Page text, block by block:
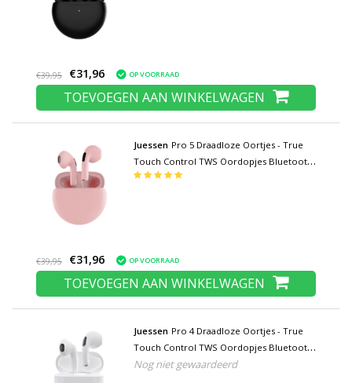
€39,95 €31,96 OP VOORRAAD
TOEVOEGEN AAN WINKELWAGEN
Juessen Pro 5 Draadloze Oortjes - True
Touch Control TWS Oordopjes Bluetooth
5.0 Wireless Buds Earphones Oortelefoon
€39,95 €31,96 OP VOORRAAD
TOEVOEGEN AAN WINKELWAGEN
Juessen Pro 4 Draadloze Oortjes - True
Touch Control TWS Oordopjes Bluetooth
5.0 Wireless Buds Earphones Oortelefoon
Nog niet gewaardeerd